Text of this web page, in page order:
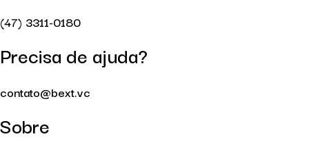
(47) 3311-0180
Precisa de ajuda?
contato@bext.vc
Sobre